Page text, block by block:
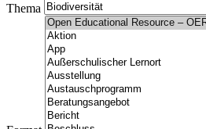
Thema